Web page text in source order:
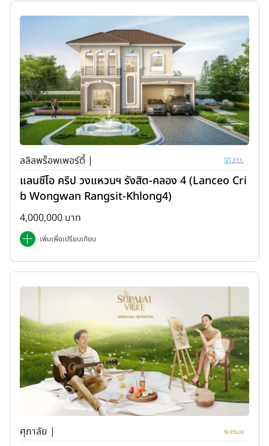
ลลิลพร็อพเพอร์ตี้ |
แลนซีโอ คริป วงแหวนฯ รังสิต-คลอง 4 (Lanceo Cri
b Wongwan Rangsit-Khlong4)
4,000,000 บาท
เพิ่มเพื่อเปรียบเทียบ
ศุภาลัย |